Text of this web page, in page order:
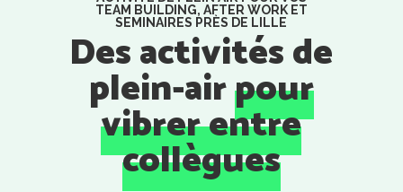
TEAM BUILDING, AFTER WORK ET
SEMINAIRES PRÈS DE LILLE
Des activités de
plein-airpour
vibrer entre
collègues